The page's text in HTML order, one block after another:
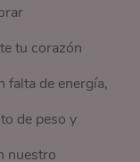
tu corazón
falta de energía,
de peso y
nuestro